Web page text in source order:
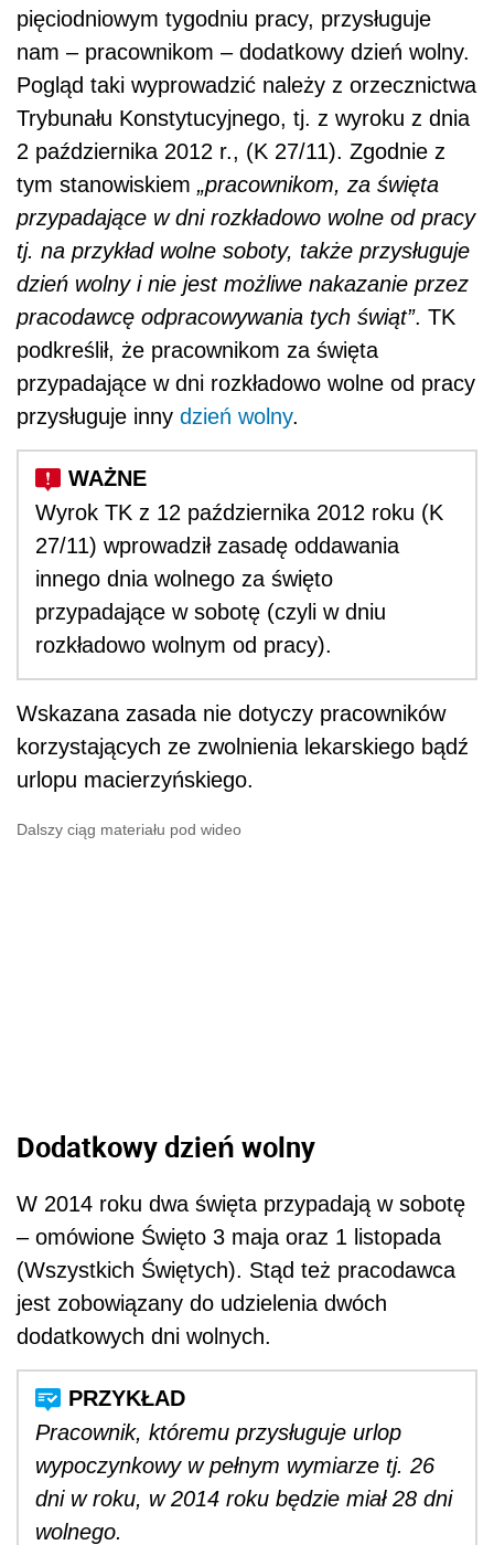
pięciodniowym tygodniu pracy, przysługuje
nam – pracownikom – dodatkowy dzień wolny.
Pogląd taki wyprowadzić należy z orzecznictwa
Trybunału Konstytucyjnego, tj. z wyroku z dnia
2 października 2012 r., (K 27/11). Zgodnie z
tym stanowiskiem „pracownikom, za święta
przypadające w dni rozkładowo wolne od pracy
tj. na przykład wolne soboty, także przysługuje
dzień wolny i nie jest możliwe nakazanie przez
pracodawcę odpracowywania tych świąt”. TK
podkreślił, że pracownikom za święta
przypadające w dni rozkładowo wolne od pracy
przysługuje inny dzień wolny.
Wyrok TK z 12 października 2012 roku (K
27/11) wprowadził zasadę oddawania
innego dnia wolnego za święto
przypadające w sobotę (czyli w dniu
rozkładowo wolnym od pracy).
Wskazana zasada nie dotyczy pracowników
korzystających ze zwolnienia lekarskiego bądź
urlopu macierzyńskiego.
Dalszy ciąg materiału pod wideo
Dodatkowy dzień wolny
W 2014 roku dwa święta przypadają w sobotę
– omówione Święto 3 maja oraz 1 listopada
(Wszystkich Świętych). Stąd też pracodawca
jest zobowiązany do udzielenia dwóch
dodatkowych dni wolnych.
Pracownik, któremu przysługuje urlop
wypoczynkowy w pełnym wymiarze tj. 26
dni w roku, w 2014 roku będzie miał 28 dni
wolnego.